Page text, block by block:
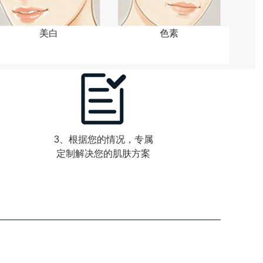
美白 色素
3、根据您的情况，专属
定制解决您的肌肤方案